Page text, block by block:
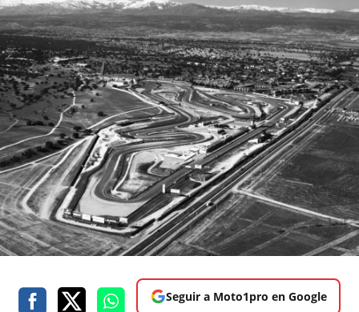
Seguir a Moto1pro en Google